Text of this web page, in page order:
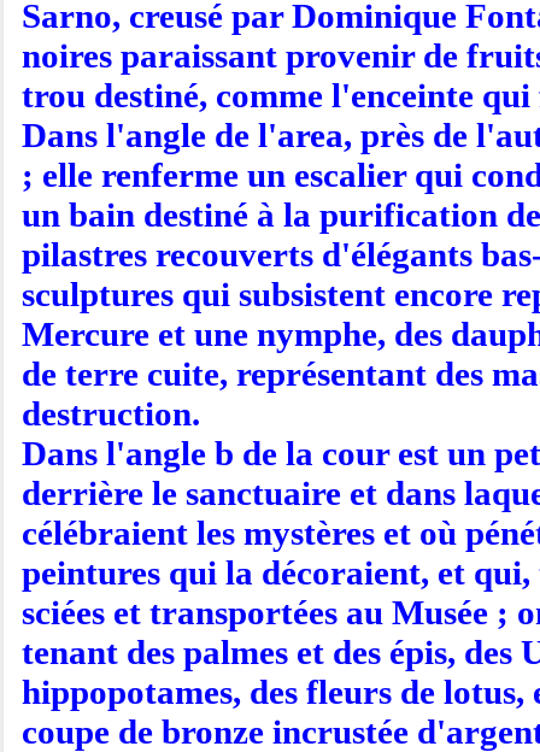
Sarno, creusé par Dominique
noires paraissant provenir de
trou destiné, comme l'enceinte
Dans l'angle de l'area, près de
; elle renferme un escalier qui
un bain destiné à la purification
pilastres recouverts d'élégants
sculptures qui subsistent encore
Mercure et une nymphe, des
de terre cuite, représentant des
destruction.
Dans l'angle b de la cour est un
derrière le sanctuaire et dans
célébraient les mystères et où
peintures qui la décoraient, et
sciées et transportées au Musée ;
tenant des palmes et des épis,
hippopotames, des fleurs de
coupe de bronze incrustée